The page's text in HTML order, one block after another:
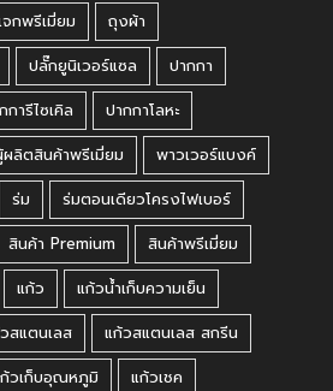
กพรีเมี่ยม
ถุงผ้า
ปลั๊กยูนิเวอร์แซล
ปากกา
การีไซเคิล
ปากกาโลหะ
ลิตสินค้าพรีเมี่ยม
พาวเวอร์แบงค์
ร่ม
ร่มตอนเดียวโครงไฟเบอร์
สินค้า Premium
สินค้าพรีเมี่ยม
แก้ว
แก้วน้ำเก็บความเย็น
สแตนเลส
แก้วสแตนเลส สกรีน
วเก็บอุณหภูมิ
แก้วเชค